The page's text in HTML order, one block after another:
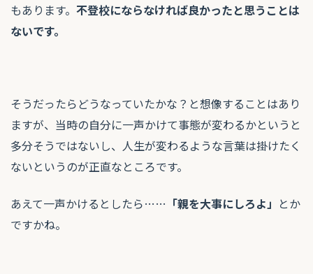
もあります。 不登校にならなければ良かったと思うことは
ないです。
そうだったらどうなっていたかな？と想像することはあり
ますが、当時の自分に一声かけて事態が変わるかというと
多分そうではないし、人生が変わるような言葉は掛けたく
ないというのが正直なところです。
あえて一声かけるとしたら…… 「親を大事にしろよ」 とか
ですかね。